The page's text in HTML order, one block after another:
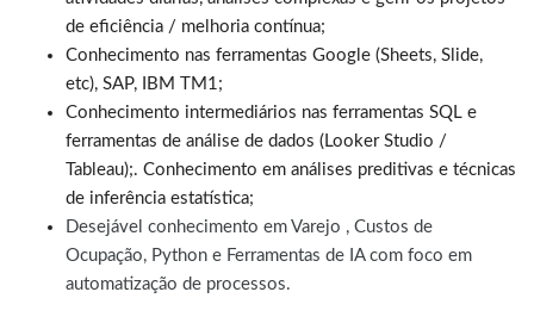
de eficiência / melhoria contínua;
Conhecimento nas ferramentas Google (Sheets, Slide,
etc), SAP, IBM TM1;
Conhecimento intermediários nas ferramentas SQL e
ferramentas de análise de dados (Looker Studio /
Tableau);. Conhecimento em análises preditivas e técnicas
de inferência estatística;
Desejável conhecimento em Varejo , Custos de
Ocupação, Python e Ferramentas de IA com foco em
automatização de processos.